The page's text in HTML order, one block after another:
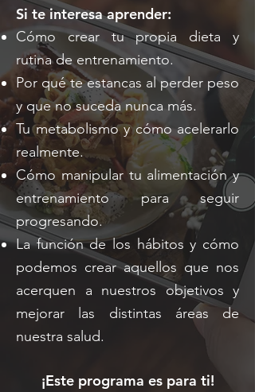
Si te interesa aprender:
Cómo crear tu propia dieta y
rutina de entrenamiento.
Por qué te estancas al perder peso
y que no suceda nunca más.
Tu metabolismo y cómo acelerarlo
realmente.
Cómo manipular tu alimentación y
entrenamiento para seguir
progresando.
La función de los hábitos y cómo
podemos crear aquellos que nos
acerquen a nuestros objetivos y
mejorar las distintas áreas de
nuestra salud.
¡Este programa es para ti!